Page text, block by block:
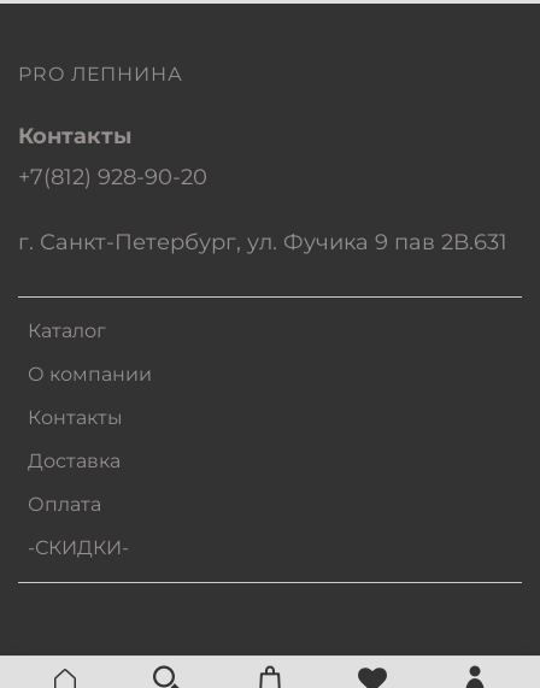
PRO ЛЕПНИНА
Каталог
О компании
Контакты
Доставка
Оплата
-СКИДКИ-
Контакты
+7(812) 928-90-20
г. Санкт-Петербург, ул. Фучика 9 пав 2В.631